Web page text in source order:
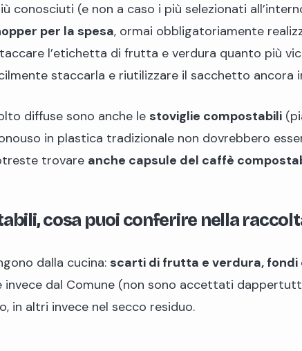
conosciuti (e non a caso i più selezionati
per la spesa, ormai obbligatoriamente
l’etichetta di frutta e verdura quanto più
staccarla e riutilizzare il sacchetto ancora
diffuse sono anche le stoviglie compostabili
in plastica tradizionale non dovrebbero
trovare anche capsule del caffè
cosa puoi conferire nella
dalla cucina: scarti di frutta e verdura,
dal Comune (non sono accettati
in altri invece nel secco residuo.